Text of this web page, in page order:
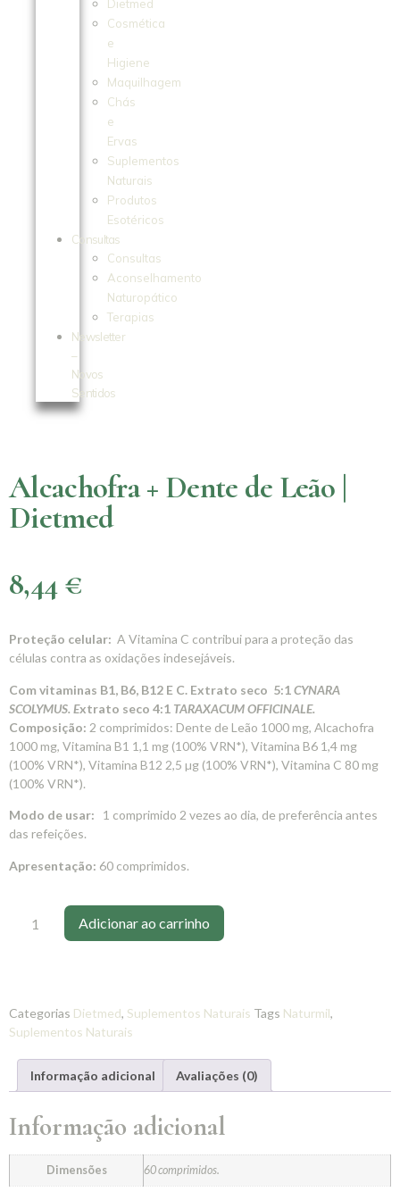
Dietmed
Cosmética
e
Higiene
Maquilhagem
Chás
e
Ervas
Suplementos
Naturais
Produtos
Esotéricos
Consultas
Consultas
Aconselhamento
Naturopático
Terapias
Newsletter
–
Novos
Sentidos
Alcachofra + Dente de Leão |
Dietmed
8,44€
Proteção celular: A Vitamina C contribui para a proteção das
células contra as oxidações indesejáveis.
Com vitaminas B1, B6, B12 E C. Extrato seco 5:1CYNARA
SCOLYMUS. Extrato seco 4:1 TARAXACUM OFFICINALE.
Composição: 2 comprimidos: Dente de Leão 1000 mg, Alcachofra
1000 mg, Vitamina B1 1,1 mg (100% VRN*), Vitamina B6 1,4 mg
(100% VRN*), Vitamina B12 2,5 µg (100% VRN*), Vitamina C 80 mg
(100% VRN*).
Modo de usar: 1 comprimido 2 vezes ao dia, de preferência antes
das refeições.
Apresentação: 60 comprimidos.
Adicionar ao carrinho
Categorias Dietmed, Suplementos Naturais Tags Naturmil,
Suplementos Naturais
Informação adicional Avaliações (0)
Informação adicional
Dimensões 60 comprimidos.